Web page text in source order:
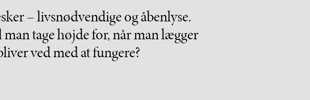
– livsnødvendige og åbenlyse.
tage højde for, når man lægger
ved med at fungere?